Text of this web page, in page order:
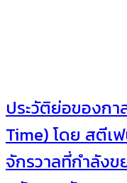
ประวัติย่อของก
Time) โดย สตีเ
จักรวาลที่กำลังข